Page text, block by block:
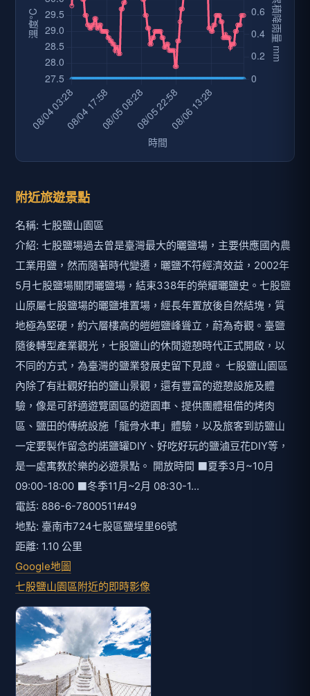
附近旅遊景點
名稱: 七股鹽山園區
介紹: 七股鹽場過去曾是臺灣最大的曬鹽場，主要供應國內農
工業用鹽，然而隨著時代變遷，曬鹽不符經濟效益，2002年
5月七股鹽場關閉曬鹽場，結束338年的榮耀曬鹽史。七股鹽
山原屬七股鹽場的曬鹽堆置場，經長年置放後自然結塊，質
地極為堅硬，約六層樓高的皚皚鹽峰聳立，蔚為奇觀。臺鹽
隨後轉型產業觀光，七股鹽山的休閒遊憩時代正式開啟，以
不同的方式，為臺灣的鹽業發展史留下見證。 七股鹽山園區
內除了有壯觀好拍的鹽山景觀，還有豐富的遊憩設施及體
驗，像是可舒適遊覽園區的遊園車、提供團體租借的烤肉
區、鹽田的傳統設施「龍骨水車」體驗，以及旅客到訪鹽山
一定要製作留念的諾鹽罐DIY、好吃好玩的鹽滷豆花DIY等，
是一處寓教於樂的必遊景點。 開放時間 ⬛️夏季3月~10月
09:00-18:00 ⬛️冬季11月~2月 08:30-1...
電話: 886-6-7800511#49
地點: 臺南市724七股區鹽埕里66號
距離: 1.10 公里
Google地圖
七股鹽山園區附近的即時影像